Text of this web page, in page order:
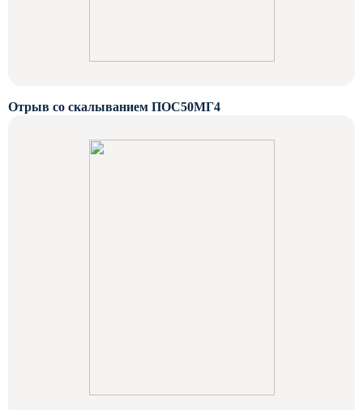
Отрыв со скалыванием ПОС50МГ4